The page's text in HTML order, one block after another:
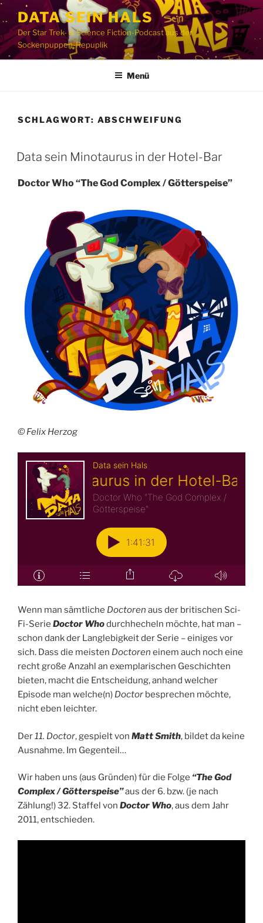
Zum
Inhalt
springen
DATA SEIN HALS
Der Star Trek- & Science Fiction-Podcast aus der
Sockenpuppen-Repuplik
Menü
SCHLAGWORT: ABSCHWEIFUNG
Data sein Minotaurus in der Hotel-Bar
Doctor Who “The God Complex / Götterspeise”
© Felix Herzog
Wenn man sämtliche Doctoren aus der britischen Sci-
Fi-Serie Doctor Whodurchhecheln möchte, hat man –
schon dank der Langlebigkeit der Serie – einiges vor
sich. Dass die meisten Doctoren einem auch noch eine
recht große Anzahl an exemplarischen Geschichten
bieten, macht die Entscheidung, anhand welcher
Episode man welche(n) Doctor besprechen möchte,
nicht eben leichter.
Der 11. Doctor, gespielt von Matt Smith, bildet da keine
Ausnahme. Im Gegenteil…
Wir haben uns (aus Gründen) für die Folge “The God
Complex / Götterspeise”aus der 6. bzw. (je nach
Zählung!) 32. Staffel von Doctor Who, aus dem Jahr
2011, entschieden.